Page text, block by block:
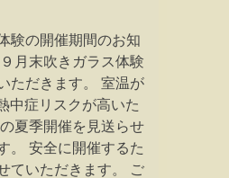
験の開催期間のお知
月末吹きガラス体験
ただきます。 室温が
中症リスクが高いた
夏季開催を見送らせ
。 安全に開催するた
ていただきます。 ご